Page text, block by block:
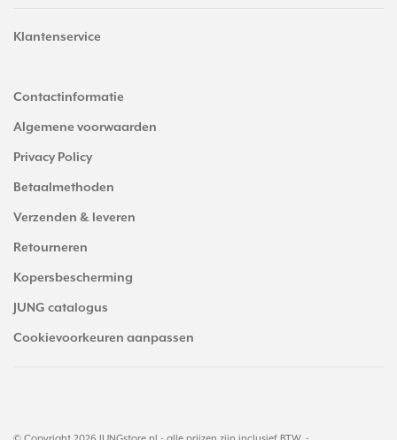
Klantenservice
Contactinformatie
Algemene voorwaarden
Privacy Policy
Betaalmethoden
Verzenden & leveren
Retourneren
Kopersbescherming
JUNG catalogus
Cookievoorkeuren aanpassen